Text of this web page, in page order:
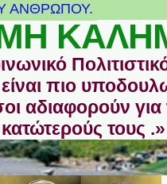
ΑΝΘΡΩΠΟΥ.
πιο
αδιαφορούν για
τους